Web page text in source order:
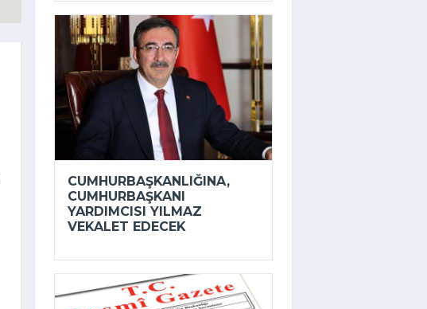
CUMHURBAŞKANLIĞINA,
CUMHURBAŞKANI
YARDIMCISI YILMAZ
VEKALET EDECEK